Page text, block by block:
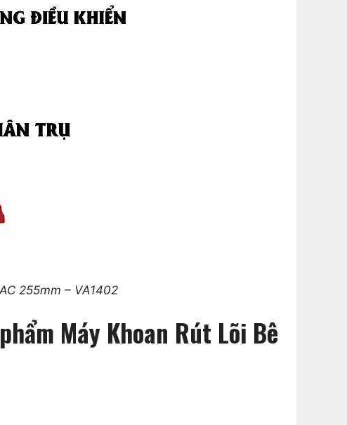
255mm – VA1402
Máy Khoan Rút Lõi Bê